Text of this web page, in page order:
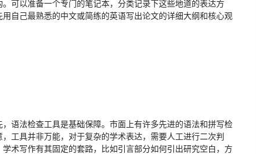
可以准备一个专门的笔记本，分类记录下这些地道的表达方
自己最熟悉的中文或简练的英语写出论文的详细大纲和核心观
语法检查工具是基础保障。市面上有许多先进的语法和拼写检
工具并非万能，对于复杂的学术表达，需要人工进行二次判
术写作有其固定的套路，比如引言部分如何引出研究空白，方